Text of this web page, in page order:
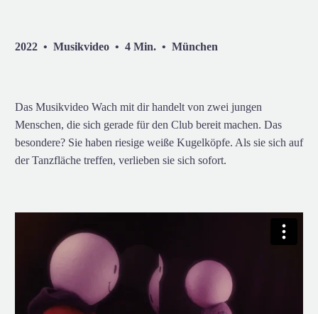
2022 • Musikvideo • 4 Min. • München
Das Musikvideo Wach mit dir handelt von zwei jungen
Menschen, die sich gerade für den Club bereit machen. Das
besondere? Sie haben riesige weiße Kugelköpfe. Als sie sich auf
der Tanzfläche treffen, verlieben sie sich sofort.